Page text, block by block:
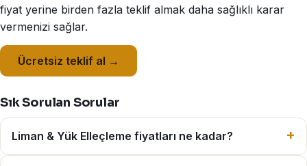
fiyat yerine birden fazla teklif almak daha sağlıklı karar
vermenizi sağlar.
Ücretsiz teklif al →
Sık Sorulan Sorular
Liman & Yük Elleçleme fiyatları ne kadar?